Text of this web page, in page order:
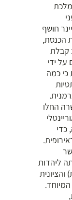
חושף
הכנסת,
קבלת
ידי
כי כמה
החלו
כדי
ליהדות